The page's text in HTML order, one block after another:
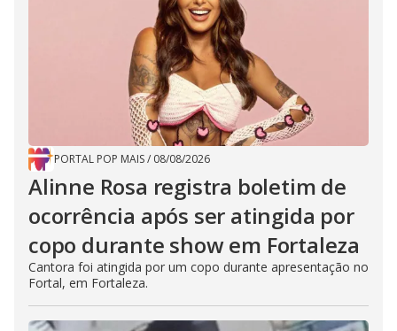
PORTAL POP MAIS/ 08/08/2026
Alinne Rosa registra boletim de
ocorrência após ser atingida por
copo durante show em Fortaleza
Cantora foi atingida por um copo durante apresentação no
Fortal, em Fortaleza.